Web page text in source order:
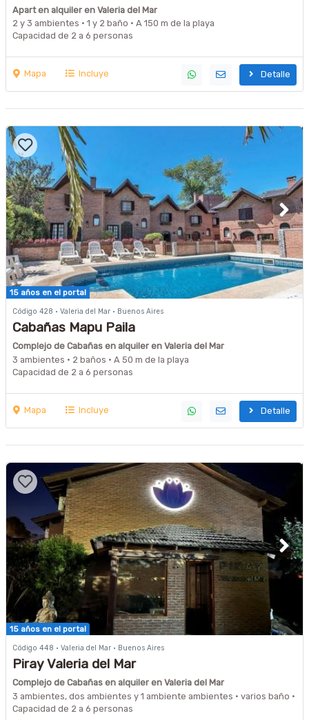
Apart en alquiler en Valeria del Mar
2 y 3 ambientes · 1 y 2 baño · A 150 m de la playa
Capacidad de 2 a 6 personas
Mapa Incluye Detalle
15 años en el portal
Código 428 · Valeria del Mar · Buenos Aires
Cabañas Mapu Paila
Complejo de Cabañas en alquiler en Valeria del Mar
3 ambientes · 2 baños · A 50 m de la playa
Capacidad de 2 a 6 personas
Mapa Incluye Detalle
15 años en el portal
Código 448 · Valeria del Mar · Buenos Aires
Piray Valeria del Mar
Complejo de Cabañas en alquiler en Valeria del Mar
3 ambientes, dos ambientes y 1 ambiente ambientes · varios baño ·
A 150 m de la playa
Capacidad de 2 a 6 personas